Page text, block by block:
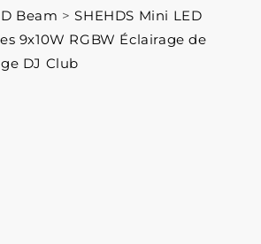
Beam >SHEHDS Mini LED
9x10W RGBW Éclairage de
DJ Club